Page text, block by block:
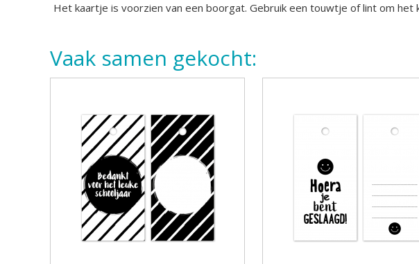
Het kaartje is voorzien van een boorgat. Gebruik een touwtje of lint om het
Vaak samen gekocht: